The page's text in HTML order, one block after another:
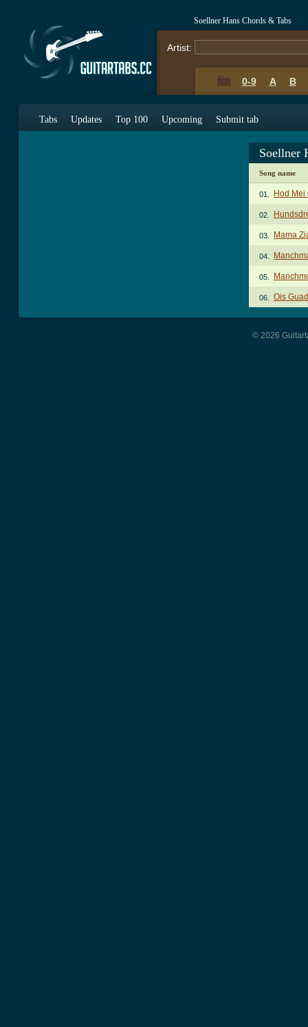
Soellner Hans Chords & Tabs
Artist:
0-9 A B
Tabs Updates Top 100 Upcoming Submit tab
Soellner
Song name
01. Hod Mei
02.
03. Mama
04.
05.
06. Ois
© 2026